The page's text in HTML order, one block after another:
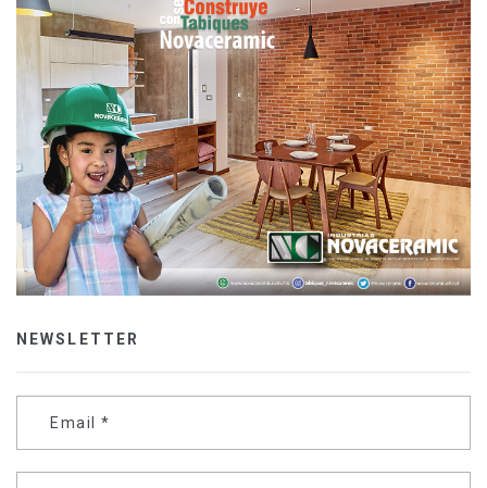
NEWSLETTER
Email *